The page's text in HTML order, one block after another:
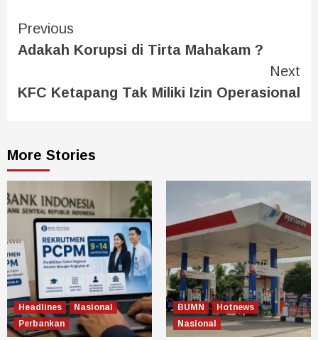
Previous
Adakah Korupsi di Tirta Mahakam ?
Next
KFC Ketapang Tak Miliki Izin Operasional
More Stories
Headlines
Nasional
Perbankan
BUMN
Hotnews
Nasional